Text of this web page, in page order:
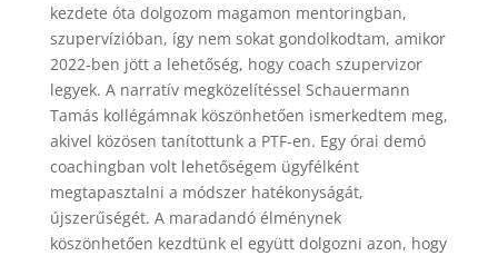
kezdete óta dolgozom magamon mentoringban,
szupervízióban, így nem sokat gondolkodtam, amikor
2022-ben jött a lehetőség, hogy coach szupervizor
legyek. A narratív megközelítéssel Schauermann
Tamás kollégámnak köszönhetően ismerkedtem meg,
akivel közösen tanítottunk a PTF-en. Egy órai demó
coachingban volt lehetőségem ügyfélként
megtapasztalni a módszer hatékonyságát,
újszerűségét. A maradandó élménynek
köszönhetően kezdtünk el együtt dolgozni azon, hogy